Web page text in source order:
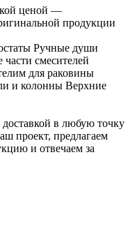
ценой —
продукции
Ручные души
смесителей
для раковины
и колонны Верхние
в любую точку
проект, предлагаем
и отвечаем за